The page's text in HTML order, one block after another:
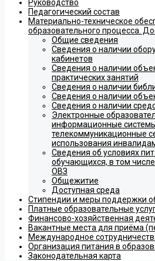
Руководство
Педагогический состав
Материально-техническое
образовательного процесса.
Общие сведения
Сведения о наличии
кабинетов
Сведения о наличии
практических занятий
Сведения о наличии
Сведения о наличии
Сведения о наличии
Электронные
информационные
телекоммуникационные
использования
Сведения об условиях
обучающихся, в том
ОВЗ
Общежитие
Доступная среда
Стипендии и меры поддержки
Платные образовательные
Финансово-хозяйственная
Вакантные места для приёма
Международное
Организация питания в
Законодательная карта